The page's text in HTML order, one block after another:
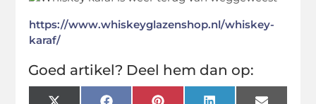
https://www.whiskeyglazenshop.nl/whiskey-
karaf/
Goed artikel? Deel hem dan op: